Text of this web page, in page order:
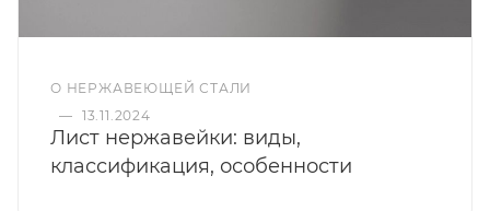
О НЕРЖАВЕЮЩЕЙ СТАЛИ
— 13.11.2024
Лист нержавейки: виды,
классификация, особенности